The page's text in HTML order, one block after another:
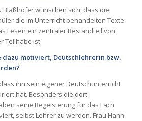
Blaßhofer wünschen sich, dass die
die im Unterricht behandelten Texte
Lesen ein zentraler Bestandteil von
Teilhabe ist.
dazu motiviert, Deutschlehrerin bzw.
ihn sein eigener Deutschunterricht
hat. Besonders die dort
seine Begeisterung für das Fach
selbst Lehrer zu werden. Frau Hahn